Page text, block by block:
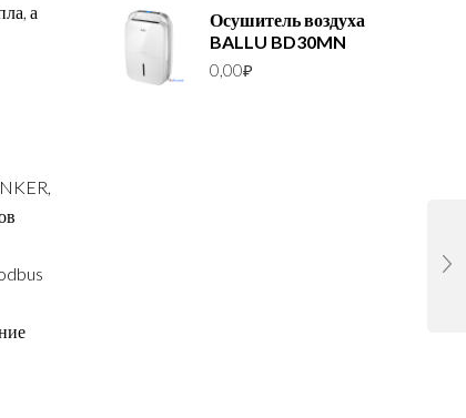
Осушитель воздуха
BALLU BD30MN
0,00₽
а